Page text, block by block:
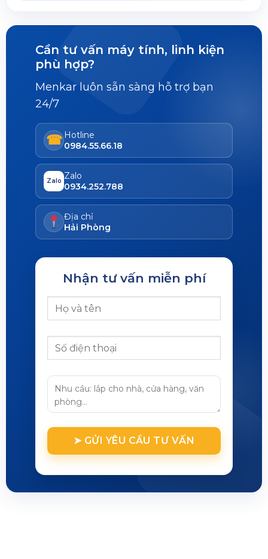
Cần tư vấn máy tính, linh kiện
phù hợp?
Menkar luôn sẵn sàng hỗ trợ bạn
24/7
☎ Hotline
0984.55.66.18
Zalo Zalo
0934.252.788
Địa chỉ
Hải Phòng
Nhận tư vấn miễn phí